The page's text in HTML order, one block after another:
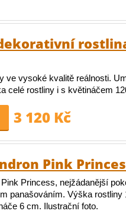
ve vysoké kvalitě reálnosti.
celé rostliny i s květináčem
3 120 Kč
Pink
Pink Princess, nejžádanější
panašováním. Výška rostliny
6 cm. Ilustrační foto.